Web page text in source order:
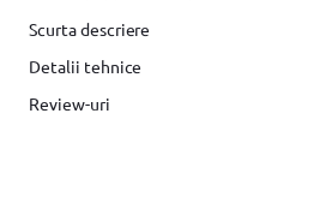
Scurta descriere
Detalii tehnice
Review-uri